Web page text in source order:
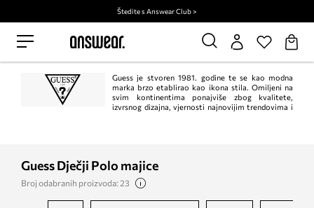
Štedite s Answear Club >
Guess je stvoren 1981. godine te se kao modna
marka brzo etablirao kao ikona stila. Omiljeni na
svim kontinentima ponajviše zbog kvalitete,
izvrsnog dizajna, vjernosti najnovijim trendovima i
Guess Dječji Polo majice
Broj odabranih proizvoda: 23